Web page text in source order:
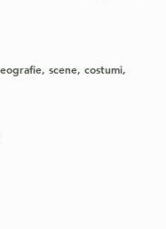
scene, costumi,